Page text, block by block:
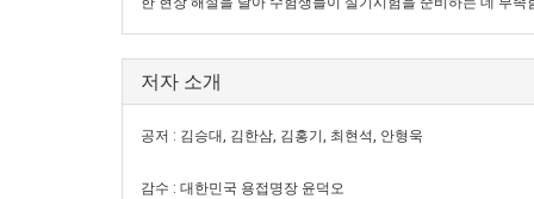
저자 소개
공저 : 김승대, 김한삼, 김홍기, 최현석, 안형욱
감수 : 대한민국 용접명장 윤덕오